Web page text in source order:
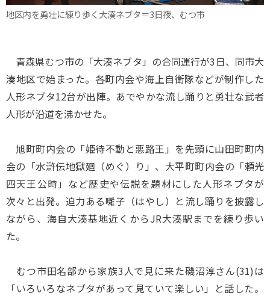
地区内を勇壮に練り歩く大湊ネブタ＝3日夜、むつ市
青森県むつ市の「大湊ネブタ」の合同運行が3日、同市大
湊地区で始まった。各町内会や海上自衛隊などが制作した
人形ネブタ12台が出陣。あでやかな流し踊りと勇壮な武者
人形が沿道を沸かせた。
旭町町内会の「姫待不動と悪路王」を先頭に山田町町内
会の「水滸伝地獄廻（めぐ）り」、大平町町内会の「頼光
四天王公時」など歴史や伝説を題材にした人形ネブタが
次々と出発。迫力ある囃子（はやし）と流し踊りを披露し
ながら、海自大湊基地近くからJR大湊駅までを練り歩い
た。
むつ市田名部から家族3人で見に来た磯沼淳さん(31)は
「いろいろなネブタがあって見ていて楽しい」と話した。